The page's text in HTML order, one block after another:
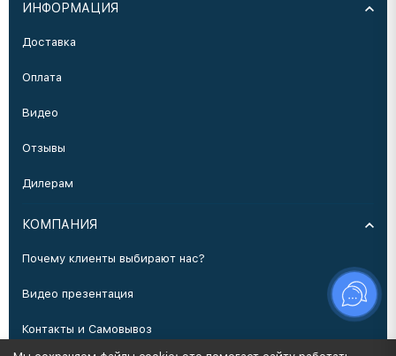
ИНФОРМАЦИЯ
Доставка
Оплата
Видео
Отзывы
Дилерам
КОМПАНИЯ
Почему клиенты выбирают нас?
Видео презентация
Контакты и Самовывоз